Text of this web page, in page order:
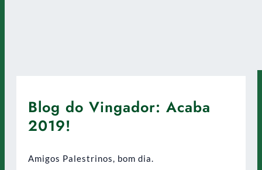
Blog do Vingador: Acaba
2019!
Amigos Palestrinos, bom dia.